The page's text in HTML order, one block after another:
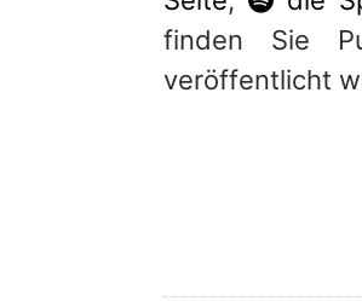
finden Sie
veröffentlicht